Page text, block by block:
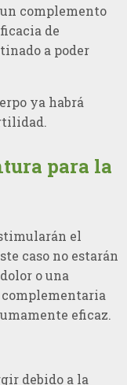
un complemento
de
a poder
ya habrá
para la
el
caso no estarán
o una
complementaria
eficaz.
debido a la